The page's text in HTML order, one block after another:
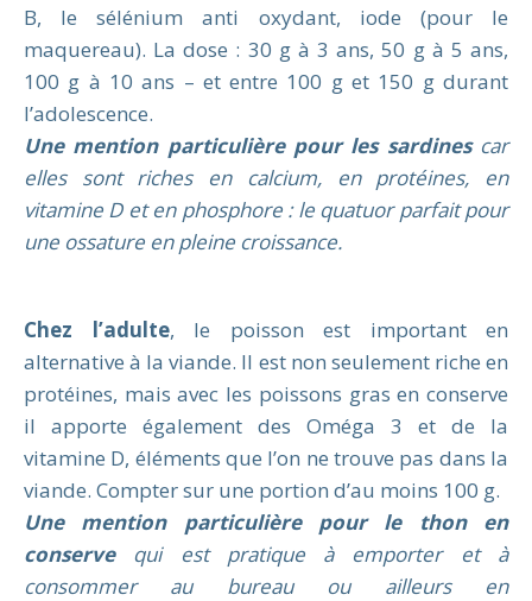
B, le sélénium anti oxydant, iode (pour le
maquereau). La dose : 30 g à 3 ans, 50 g à 5 ans,
100 g à 10 ans – et entre 100 g et 150 g durant
l’adolescence.
Une mention particulière pour les sardinescar
elles sont riches en calcium, en protéines, en
vitamine D et en phosphore : le quatuor parfait pour
une ossature en pleine croissance.
Chez l’adulte, le poisson est important en
alternative à la viande. Il est non seulement riche en
protéines, mais avec les poissons gras en conserve
il apporte également des Oméga 3 et de la
vitamine D, éléments que l’on ne trouve pas dans la
viande. Compter sur une portion d’au moins 100 g.
Une mention particulière pour le thon en
conservequi est pratique à emporter et à
consommer au bureau ou ailleurs en